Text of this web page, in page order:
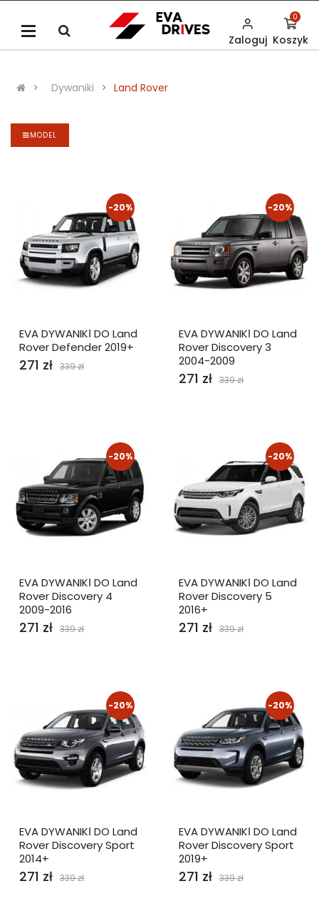
Zaloguj Koszyk
0
Dywaniki Land Rover
MODEL
-20%
EVA DYWANIKІ DO Land
Rover Defender 2019+
271 zł 339 zł
-20%
EVA DYWANIKІ DO Land
Rover Discovery 3
2004-2009
271 zł 339 zł
-20%
EVA DYWANIKІ DO Land
Rover Discovery 4
2009-2016
271 zł 339 zł
-20%
EVA DYWANIKІ DO Land
Rover Discovery 5
2016+
271 zł 339 zł
-20%
EVA DYWANIKІ DO Land
Rover Discovery Sport
2014+
271 zł 339 zł
-20%
EVA DYWANIKІ DO Land
Rover Discovery Sport
2019+
271 zł 339 zł